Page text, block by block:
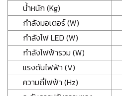
น้ำหนัก (Kg)
กำลังมอเตอร์ (W)
กำลังไฟ LED (W)
กำลังไฟฟ้ารวม (W)
แรงดันไฟฟ้า (V)
ความถี่ไฟฟ้า (Hz)